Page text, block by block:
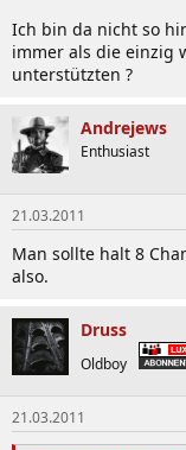
Ich bin da nicht so
immer als die einzig
unterstützten ?
Andrejews
Enthusiast
21.03.2011
Man sollte halt 8
also.
Druss
Oldboy
21.03.2011